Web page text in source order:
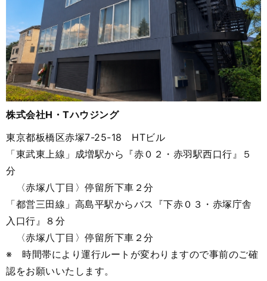
株式会社H・Tハウジング
東京都板橋区赤塚7-25-18 HTビル
「東武東上線」成増駅から『赤０２・赤羽駅西口行』５
分
〈赤塚八丁目〉停留所下車２分
「都営三田線」高島平駅からバス『下赤０３・赤塚庁舎
入口行』８分
〈赤塚八丁目〉停留所下車２分
※ 時間帯により運行ルートが変わりますので事前のご確
認をお願いいたします。